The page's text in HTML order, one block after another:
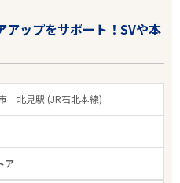
アップをサポート！SVや本
北見駅 (JR石北本線)
ア